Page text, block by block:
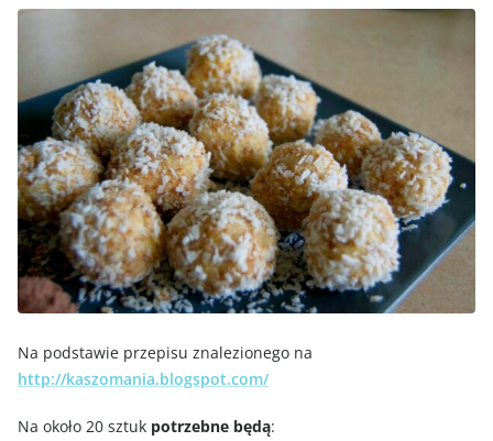
Na podstawie przepisu znalezionego na
http://kaszomania.blogspot.com/
Na około 20 sztuk potrzebne będą: